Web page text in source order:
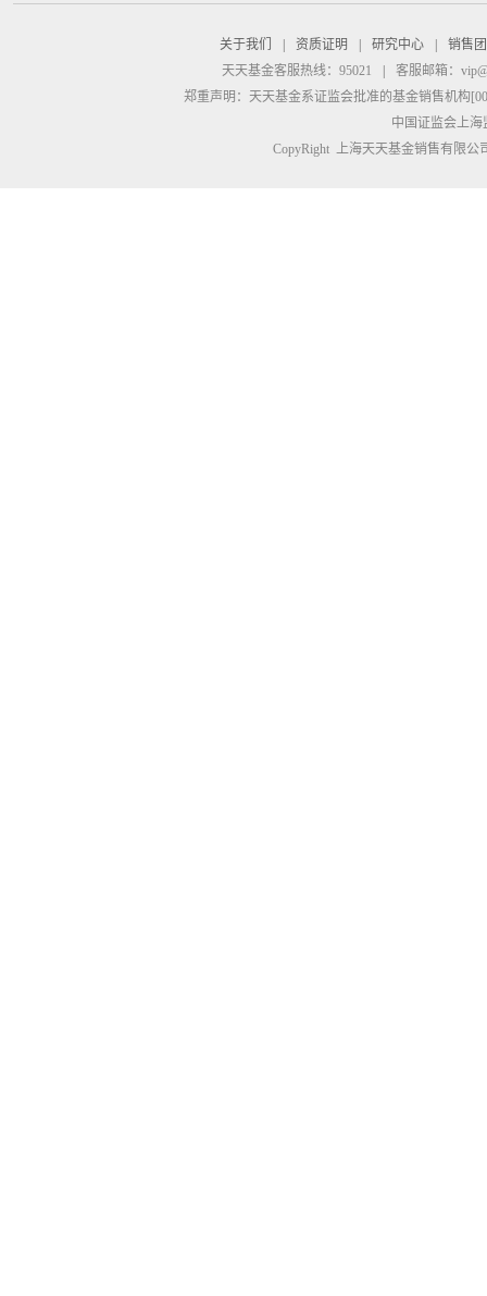
关于我们 资质证明 研究中心
销售
天天基金客服热线：95021
客服邮箱：
郑重声明： 天天基金系证监会批准的基金销售机构
中国证监会上
CopyRight 上海天天基金销售有限